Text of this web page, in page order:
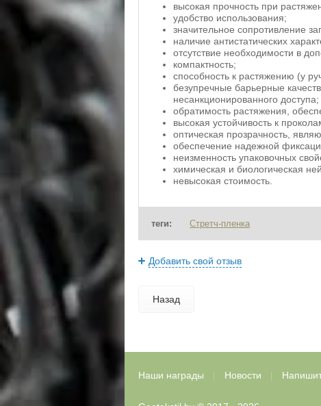
высокая прочность при
удобство использования;
значительное сопротивление
наличие антистатических
отсутствие необходимости в
компактность;
способность к растяжению (у
безупречные барьерные
несанкционированного доступа;
обратимость растяжения,
высокая устойчивость к
оптическая прозрачность,
обеспечение надежной
неизменность упаковочных
химическая и биологическая
невысокая стоимость.
теги: Стретч-пленка
Добавить свой отзыв
Назад
Наши награды Новости